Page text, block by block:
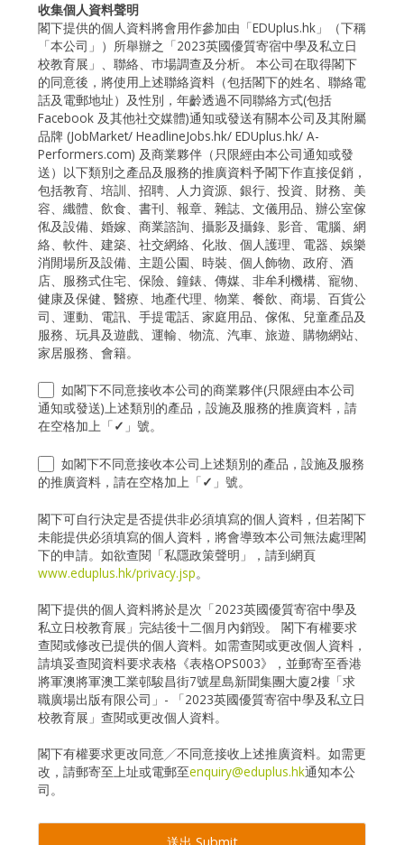
收集個人資料聲明
閣下提供的個人資料將會用作參加由「EDUplus.hk」（下稱
「本公司」）所舉辦之「2023英國優質寄宿中學及私立日
校教育展」、聯絡、巿場調查及分析。 本公司在取得閣下
的同意後，將使用上述聯絡資料（包括閣下的姓名、聯絡電
話及電郵地址）及性別，年齡透過不同聯絡方式(包括
Facebook 及其他社交媒體)通知或發送有關本公司及其附屬
品牌 (JobMarket/ HeadlineJobs.hk/ EDUplus.hk/ A-
Performers.com) 及商業夥伴（只限經由本公司通知或發
送）以下類別之產品及服務的推廣資料予閣下作直接促銷，
包括教育、培訓、招聘、人力資源、銀行、投資、財務、美
容、纖體、飲食、書刊、報章、雜誌、文儀用品、辦公室傢
俬及設備、婚嫁、商業諮詢、攝影及攝錄、影音、電腦、網
絡、軟件、建築、社交網絡、化妝、個人護理、電器、娛樂
消閒場所及設備、主題公園、時裝、個人飾物、政府、酒
店、服務式住宅、保險、鐘錶、傳媒、非牟利機構、寵物、
健康及保健、醫療、地產代理、物業、餐飲、商場、百貨公
司、運動、電訊、手提電話、家庭用品、傢俬、兒童產品及
服務、玩具及遊戲、運輸、物流、汽車、旅遊、購物網站、
家居服務、會籍。
如閣下不同意接收本公司的商業夥伴(只限經由本公司
通知或發送)上述類別的產品，設施及服務的推廣資料，請
在空格加上「
」號。
如閣下不同意接收本公司上述類別的產品，設施及服務
的推廣資料，請在空格加上「
」號。
閣下可自行決定是否提供非必須填寫的個人資料，但若閣下
未能提供必須填寫的個人資料，將會導致本公司無法處理閣
下的申請。如欲查閱「私隱政策聲明」，請到網頁
www.eduplus.hk/privacy.jsp。
閣下提供的個人資料將於是次「2023英國優質寄宿中學及
私立日校教育展」完結後十二個月內銷毀。 閣下有權要求
查閱或修改已提供的個人資料。如需查閱或更改個人資料，
請填妥查閱資料要求表格《表格OPS003》，並郵寄至香港
將軍澳將軍澳工業邨駿昌街7號星島新聞集團大廈2樓「求
職廣場出版有限公司」- 「2023英國優質寄宿中學及私立日
校教育展」查閱或更改個人資料。
閣下有權要求更改同意╱不同意接收上述推廣資料。如需更
改，請郵寄至上址或電郵至enquiry@eduplus.hk通知本公
司。